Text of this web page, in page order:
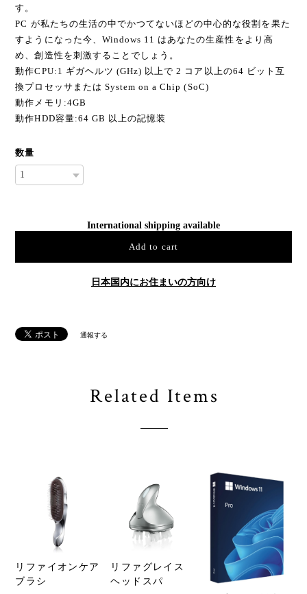
す。
PC が私たちの生活の中でかつてないほどの中心的な役割を果た
すようになった今、Windows 11 はあなたの生産性をより高
め、創造性を刺激することでしょう。
動作CPU:1 ギガヘルツ (GHz) 以上で 2 コア以上の64 ビット互
換プロセッサまたは System on a Chip (SoC)
動作メモリ:4GB
動作HDD容量:64 GB 以上の記憶装
数量
International shipping available
Add to cart
日本国内にお住まいの方向け
通報する
Related Items
リファイオンケア
ブラシ
リファグレイス
ヘッドスパ